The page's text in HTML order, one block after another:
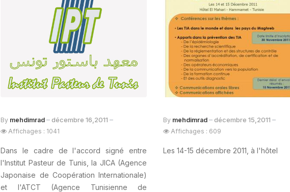
By mehdimrad décembre 16,2011
Affichages : 1041
Dans le cadre de l'accord signé entre
l'Institut Pasteur de Tunis, la JICA (Agence
Japonaise de Coopération Internationale)
et l'ATCT (Agence Tunisienne de
By mehdimrad décembre 15,2011
Affichages : 609
Les 14-15 décembre 2011, à l'hôtel